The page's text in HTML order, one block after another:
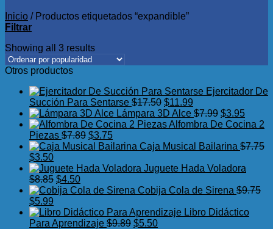
Inicio /Productos etiquetados “expandible”
Filtrar
Showing all 3 results
Otros productos
Ejercitador De
Succión Para Sentarse $17.50 El
precio
original
$17.50.
$11.99
precio
actual
$11.99.
Lámpara 3D Alce $7.99 El
precio
era:
$3.95El
precio
es:
Alfombra De Cocina 2
Piezas $7.89 El
precio
era:
$3.75El
precio
es:
Caja Musical Bailarina $7.75
El
precio
original
era:
$7.75.
$3.50El
precio
actual
es:
Juguete Hada Voladora
$8.85 El
precio
era:
$8.85.
$4.50El
precio
es:
$4.50.
Cobija Cola de Sirena $9.75
El
precio
original
$5.99
precio
actual
Libro Didáctico
Para Aprendizaje $9.89 El
$5.50El